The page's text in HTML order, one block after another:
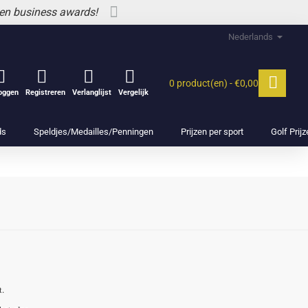
business awards!
Nederlands
Registreren Verlanglijst Vergelijk
0 product(en) - €0,00
Speldjes/Medailles/Penningen Prijzen per sport Golf